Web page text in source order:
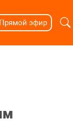
Прямой эфир